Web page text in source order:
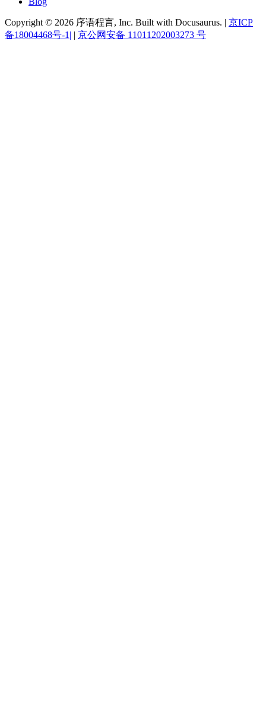
Copyright © 2026 序语程言, Inc. Built with Docusaurus. | 京ICP
备18004468号-1| | 京公网安备 11011202003273 号